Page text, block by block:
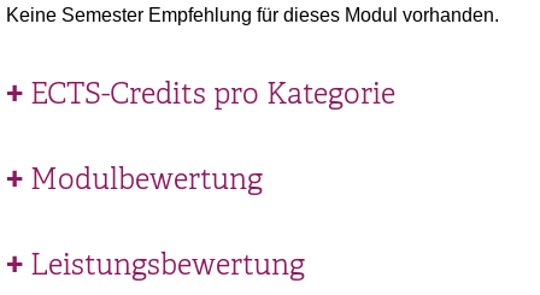
Keine Semester Empfehlung für dieses Modul vorhanden.
ECTS-Credits pro Kategorie
Modulbewertung
Leistungsbewertung